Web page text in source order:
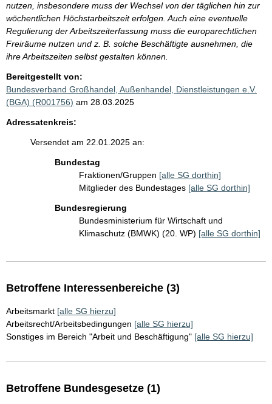
nutzen, insbesondere muss der Wechsel von der täglichen hin zur
wöchentlichen Höchstarbeitszeit erfolgen. Auch eine eventuelle
Regulierung der Arbeitszeiterfassung muss die europarechtlichen
Freiräume nutzen und z. B. solche Beschäftigte ausnehmen, die
ihre Arbeitszeiten selbst gestalten können.
Bereitgestellt von:
Bundesverband Großhandel, Außenhandel, Dienstleistungen e.V.
(BGA) (R001756) am 28.03.2025
Adressatenkreis:
Versendet am 22.01.2025 an:
Bundestag
Fraktionen/Gruppen [alle SG dorthin]
Mitglieder des Bundestages [alle SG dorthin]
Bundesregierung
Bundesministerium für Wirtschaft und
Klimaschutz (BMWK) (20. WP) [alle SG dorthin]
Betroffene Interessenbereiche (3)
Arbeitsmarkt [alle SG hierzu]
Arbeitsrecht/Arbeitsbedingungen [alle SG hierzu]
Sonstiges im Bereich "Arbeit und Beschäftigung" [alle SG hierzu]
Betroffene Bundesgesetze (1)